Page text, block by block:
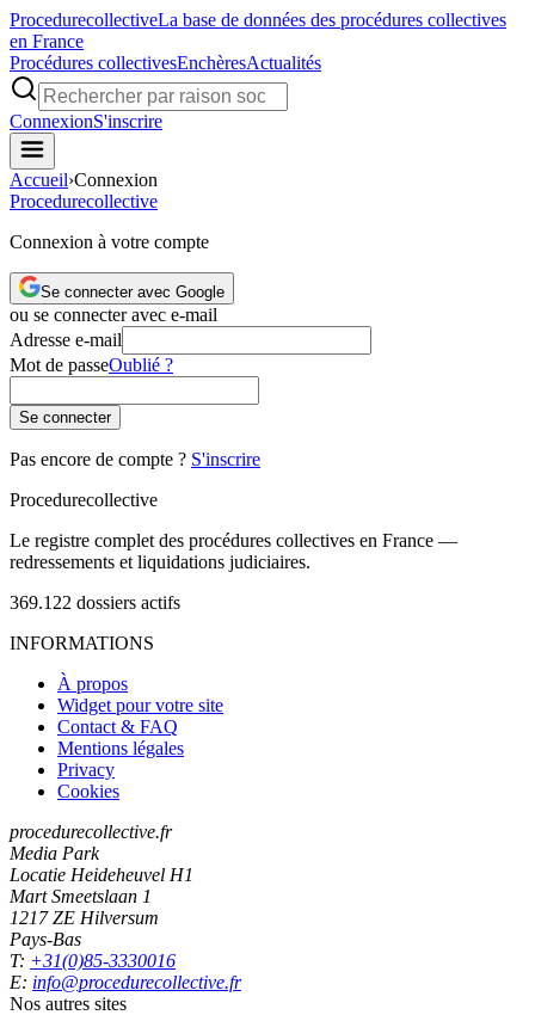
ProcedurecollectiveLa base de données des procédures collectives
en France
Procédures collectivesEnchèresActualités
ConnexionS'inscrire
Accueil›Connexion
Procedurecollective
Connexion à votre compte
Se connecter avec Google
ou se connecter avec e-mail
Adresse e-mail
Mot de passeOublié ?
Se connecter
Pas encore de compte ? S'inscrire
Procedurecollective
Le registre complet des procédures collectives en France —
redressements et liquidations judiciaires.
369.122 dossiers actifs
INFORMATIONS
À propos
Widget pour votre site
Contact & FAQ
Mentions légales
Privacy
Cookies
procedurecollective.fr
Media Park
Locatie Heideheuvel H1
Mart Smeetslaan 1
1217 ZE Hilversum
Pays-Bas
T: +31(0)85-3330016
E: info@procedurecollective.fr
Nos autres sites